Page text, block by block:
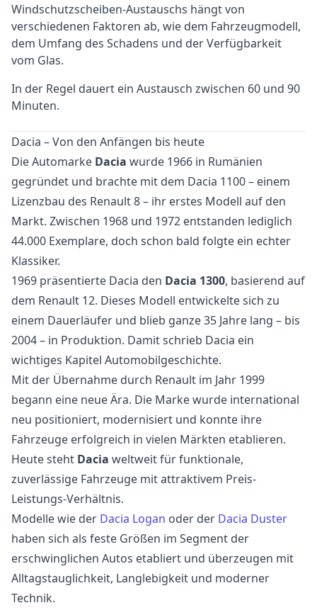
Windschutzscheiben-Austauschs hängt von
verschiedenen Faktoren ab, wie dem Fahrzeugmodell,
dem Umfang des Schadens und der Verfügbarkeit
vom Glas.
In der Regel dauert ein Austausch zwischen 60 und 90
Minuten.
Dacia – Von den Anfängen bis heute
Die Automarke Dacia wurde 1966 in Rumänien
gegründet und brachte mit dem Dacia 1100 – einem
Lizenzbau des Renault 8 – ihr erstes Modell auf den
Markt. Zwischen 1968 und 1972 entstanden lediglich
44.000 Exemplare, doch schon bald folgte ein echter
Klassiker.
1969 präsentierte Dacia den Dacia 1300, basierend auf
dem Renault 12. Dieses Modell entwickelte sich zu
einem Dauerläufer und blieb ganze 35 Jahre lang – bis
2004 – in Produktion. Damit schrieb Dacia ein
wichtiges Kapitel Automobilgeschichte.
Mit der Übernahme durch Renault im Jahr 1999
begann eine neue Ära. Die Marke wurde international
neu positioniert, modernisiert und konnte ihre
Fahrzeuge erfolgreich in vielen Märkten etablieren.
Heute steht Dacia weltweit für funktionale,
zuverlässige Fahrzeuge mit attraktivem Preis-
Leistungs-Verhältnis.
Modelle wie der Dacia Logan oder der Dacia Duster
haben sich als feste Größen im Segment der
erschwinglichen Autos etabliert und überzeugen mit
Alltagstauglichkeit, Langlebigkeit und moderner
Technik.